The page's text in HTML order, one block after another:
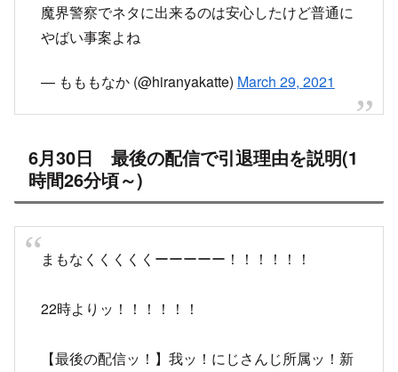
魔界警察でネタに出来るのは安心したけど普通に
やばい事案よね
— もももなか (@hiranyakatte) March 29, 2021
6月30日 最後の配信で引退理由を説明(1
時間26分頃～)
まもなくくくくくーーーーー！！！！！！
22時よりッ！！！！！！
【最後の配信ッ！】我ッ！にじさんじ所属ッ！新